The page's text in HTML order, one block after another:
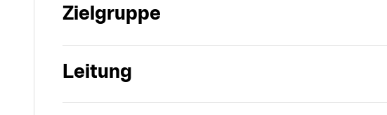
Zielgruppe
Leitung